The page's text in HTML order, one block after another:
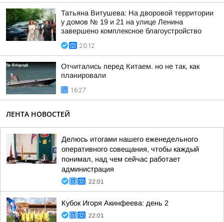
Татьяна Витушева: На дворовой территории
у домов № 19 и 21 на улице Ленина
завершено комплексное благоустройство
20:12
Отчитались перед Китаем. но не так, как
планировали
16:27
ЛЕНТА НОВОСТЕЙ
Делюсь итогами нашего еженедельного
оперативного совещания, чтобы каждый
понимал, над чем сейчас работает
администрация
22:01
Кубок Игоря Акинфеева: день 2
22:01